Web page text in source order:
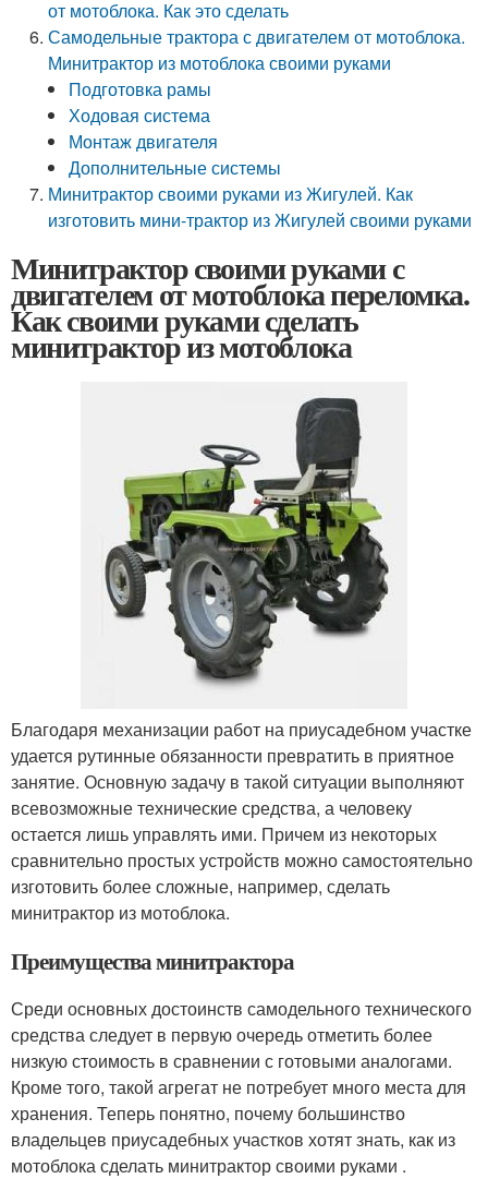
от мотоблока. Как это сделать
Самодельные трактора с двигателем от мотоблока.
Минитрактор из мотоблока своими руками
Подготовка рамы
Ходовая система
Монтаж двигателя
Дополнительные системы
Минитрактор своими руками из Жигулей. Как
изготовить мини-трактор из Жигулей своими руками
Минитрактор своими руками с
двигателем от мотоблока переломка.
Как своими руками сделать
минитрактор из мотоблока
Благодаря механизации работ на приусадебном участке
удается рутинные обязанности превратить в приятное
занятие. Основную задачу в такой ситуации выполняют
всевозможные технические средства, а человеку
остается лишь управлять ими. Причем из некоторых
сравнительно простых устройств можно самостоятельно
изготовить более сложные, например, сделать
минитрактор из мотоблока.
Преимущества минитрактора
Среди основных достоинств самодельного технического
средства следует в первую очередь отметить более
низкую стоимость в сравнении с готовыми аналогами.
Кроме того, такой агрегат не потребует много места для
хранения. Теперь понятно, почему большинство
владельцев приусадебных участков хотят знать, как из
мотоблока сделать минитрактор своими руками .